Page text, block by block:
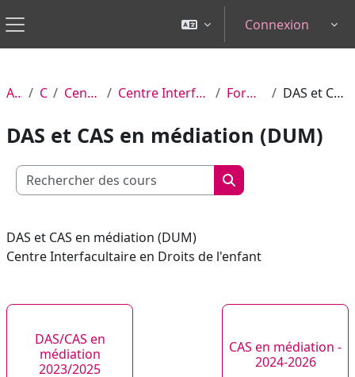
Panneau latéral
Connexion
Accueil Cours Centres et instituts Centre Interfacultaire en Droits de l'Enfant Formation Continue DAS et CAS en médiation (DUM)
DAS et CAS en médiation (DUM)
Rechercher des cours
Rechercher des
DAS et CAS en médiation (DUM)
Centre Interfacultaire en Droits de l'enfant
DAS/CAS en
médiation
2023/2025
CAS en médiation -
2024-2026